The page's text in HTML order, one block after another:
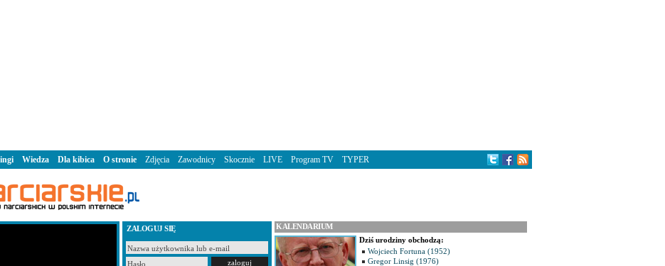
ZALOGUJ SIĘ
KALENDARIUM
Dziś urodziny obchodzą:
Wojciech Fortuna (1952)
Gregor Linsig (1976)
Wiedza Dla kibica O stronie Zdjęcia Zawodnicy Skocznie LIVE Program TV TYPER